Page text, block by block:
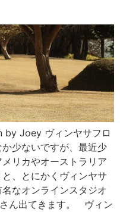
by Joey ヴィンヤサフロ
少ないですが、最近少
リカやオーストラリア
、とにかくヴィンヤサ
なオンラインスタジオ
ん出てきます。 ヴィン